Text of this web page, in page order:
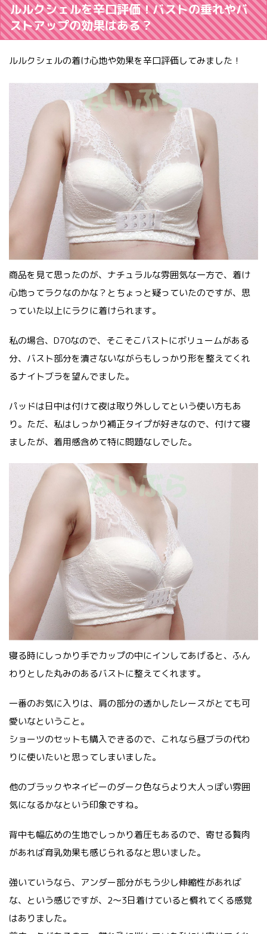
ルルクシェルを辛口評価！バストの垂れやバ
ストアップの効果はある？
ルルクシェルの着け心地や効果を辛口評価してみました！
商品を見て思ったのが、ナチュラルな雰囲気な一方で、着け
心地ってラクなのかな？とちょっと疑っていたのですが、思
っていた以上にラクに着けられます。
私の場合、D70なので、そこそこバストにボリュームがある
分、バスト部分を潰さないながらもしっかり形を整えてくれ
るナイトブラを望んでました。
パッドは日中は付けて夜は取り外ししてという使い方もあ
り。ただ、私はしっかり補正タイプが好きなので、付けて寝
ましたが、着用感含めて特に問題なしでした。
寝る時にしっかり手でカップの中にインしてあげると、ふん
わりとした丸みのあるバストに整えてくれます。
一番のお気に入りは、肩の部分の透かしたレースがとても可
愛いなということ。
ショーツのセットも購入できるので、これなら昼ブラの代わ
りに使いたいと思ってしまいました。
他のブラックやネイビーのダーク色ならより大人っぽい雰囲
気になるかなという印象ですね。
背中も幅広めの生地でしっかり着圧もあるので、寄せる贅肉
があれば育乳効果も感じられるなと思いました。
強いていうなら、アンダー部分がもう少し伸縮性があれば
な、という感じですが、2〜3日着けていると慣れてくる感覚
はありました。